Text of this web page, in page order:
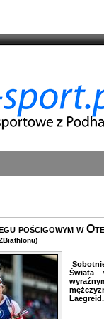
pościgowym w
Świata
Laegreid.